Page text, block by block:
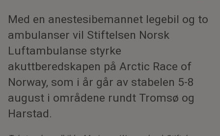
Med en anestesibemannet legebil og to
ambulanser vil Stiftelsen Norsk
Luftambulanse styrke
akuttberedskapen på Arctic Race of
Norway, som i år går av stabelen 5-8
august i områdene rundt Tromsø og
Harstad.